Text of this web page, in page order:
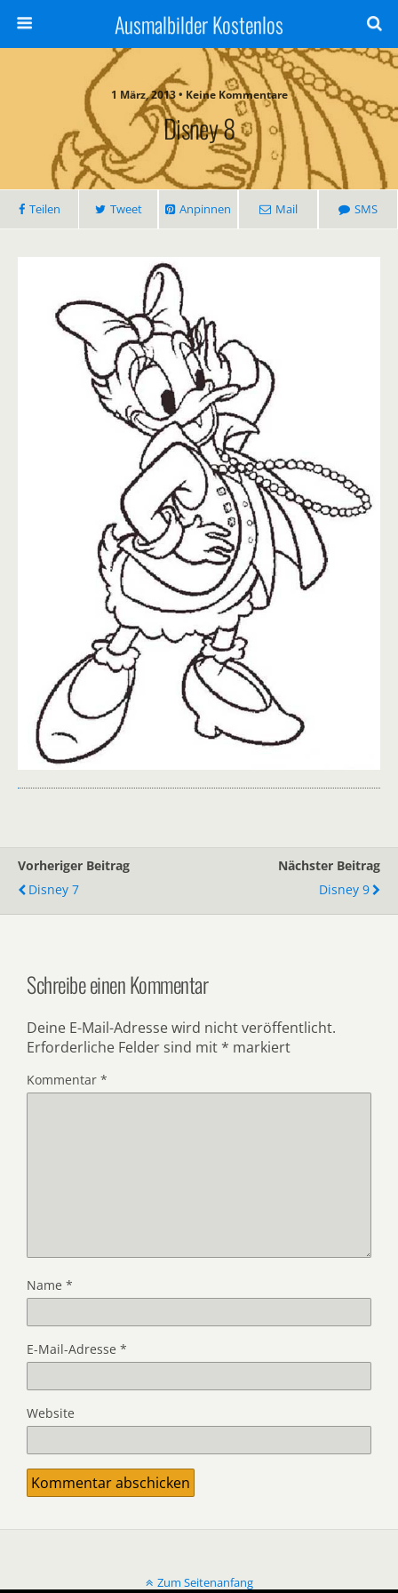
Ausmalbilder Kostenlos
1 März, 2013 • Keine Kommentare
Disney 8
Teilen Tweet Anpinnen Mail SMS
Vorheriger Beitrag
Disney 7
Nächster Beitrag
Disney 9
Schreibe einen Kommentar
Deine E-Mail-Adresse wird nicht veröffentlicht.
Erforderliche Felder sind mit * markiert
Kommentar *
Name *
E-Mail-Adresse *
Website
Zum Seitenanfang